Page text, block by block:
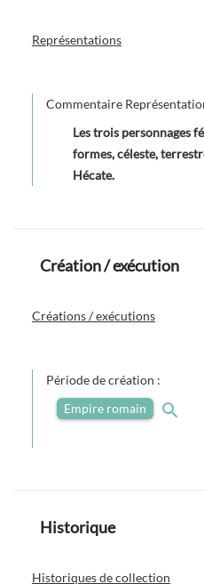
Représentations
Commentaire
Les trois personnages
formes, céleste,
Hécate.
Création / exécution
Créations / exécutions
Période de création :
Empire romain
Historique
Historiques de collection